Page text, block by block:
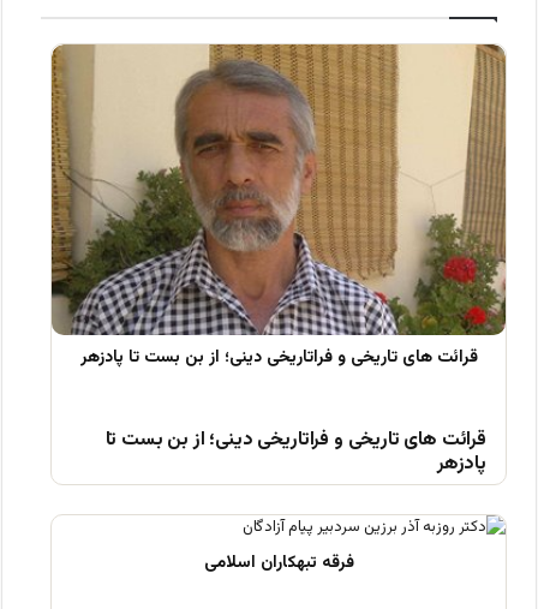
قرائت های تاریخی و فراتاریخی دینی؛ از بن بست تا
پادزهر